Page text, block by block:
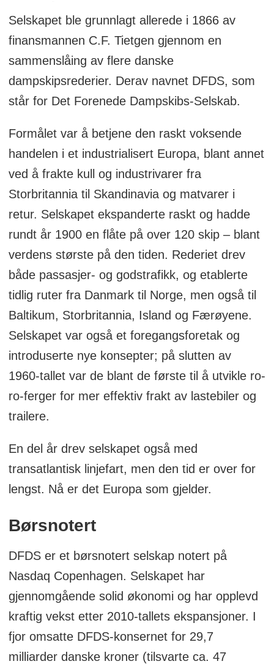
Selskapet ble grunnlagt allerede i 1866 av
finansmannen C.F. Tietgen gjennom en
sammenslåing av flere danske
dampskipsrederier. Derav navnet DFDS, som
står for Det Forenede Dampskibs-Selskab.
Formålet var å betjene den raskt voksende
handelen i et industrialisert Europa, blant annet
ved å frakte kull og industrivarer fra
Storbritannia til Skandinavia og matvarer i
retur. Selskapet ekspanderte raskt og hadde
rundt år 1900 en flåte på over 120 skip – blant
verdens største på den tiden. Rederiet drev
både passasjer- og godstrafikk, og etablerte
tidlig ruter fra Danmark til Norge, men også til
Baltikum, Storbritannia, Island og Færøyene.
Selskapet var også et foregangsforetak og
introduserte nye konsepter; på slutten av
1960-tallet var de blant de første til å utvikle ro-
ro-ferger for mer effektiv frakt av lastebiler og
trailere.
En del år drev selskapet også med
transatlantisk linjefart, men den tid er over for
lengst. Nå er det Europa som gjelder.
Børsnotert
DFDS er et børsnotert selskap notert på
Nasdaq Copenhagen. Selskapet har
gjennomgående solid økonomi og har opplevd
kraftig vekst etter 2010-tallets ekspansjoner. I
fjor omsatte DFDS-konsernet for 29,7
milliarder danske kroner (tilsvarte ca. 47